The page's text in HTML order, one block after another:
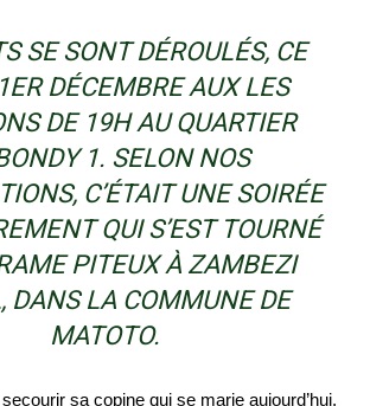
SE SONT DÉROULÉS, CE
DÉCEMBRE AUX LES
DE 19H AU QUARTIER
1. SELON NOS
C’ÉTAIT UNE SOIRÉE
QUI S’EST TOURNÉ
PITEUX À ZAMBEZI
DANS LA COMMUNE DE
MATOTO.
sa copine qui se marie aujourd’hui,